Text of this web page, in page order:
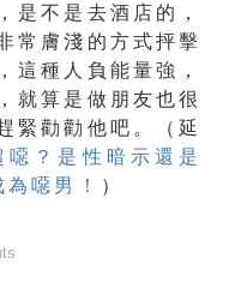
是不是去酒店的，
常膚淺的方式抨擊
這種人負能量強，
就算是做朋友也很
緊勸勸他吧。（延
？是性暗示還是
噁男！
）